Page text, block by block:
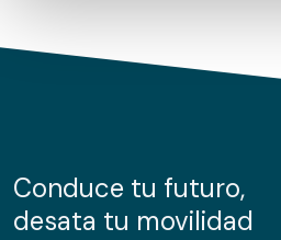
de cookies.
información sobre el uso que
nuestros partners de redes
Conduce tu futuro,
desata tu movilidad